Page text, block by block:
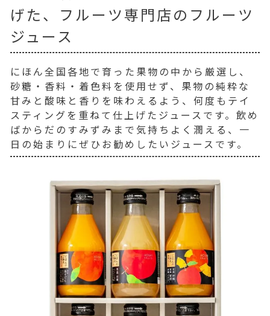
げた、フルーツ専門店のフルーツ
ジュース
にほん全国各地で育った果物の中から厳選し、
砂糖・香料・着色料を使用せず、果物の純粋な
甘みと酸味と香りを味わえるよう、何度もテイ
スティングを重ねて仕上げたジュースです。飲め
ばからだのすみずみまで気持ちよく潤える、一
日の始まりにぜひお勧めしたいジュースです。